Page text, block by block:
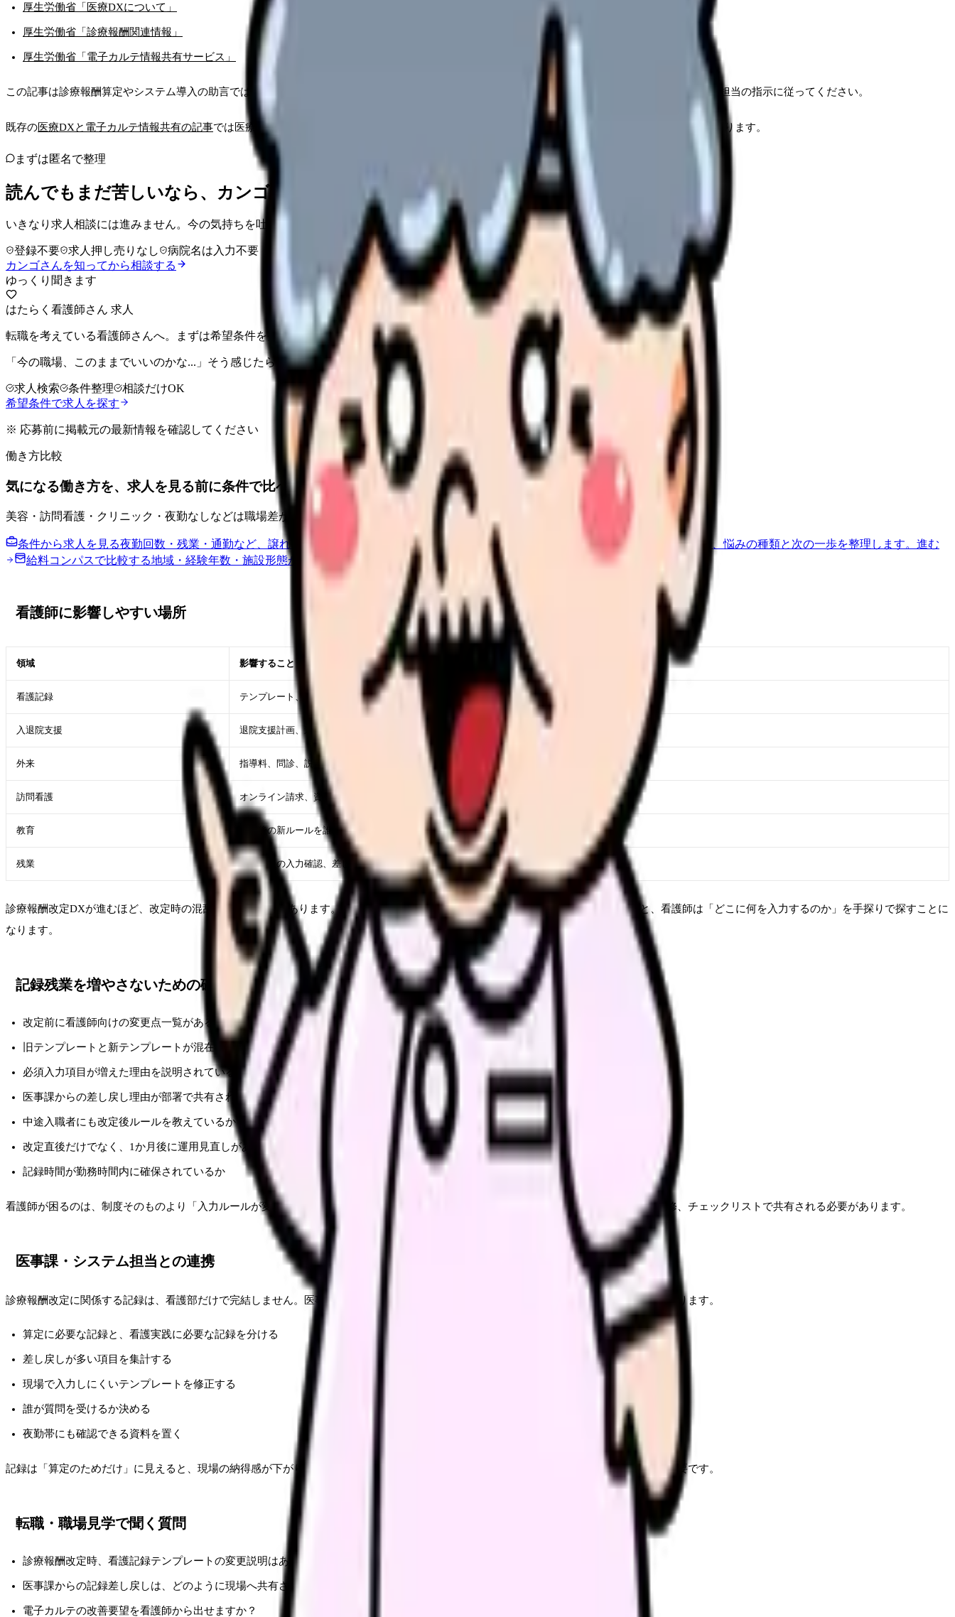
厚生労働省「医療DXについて」
厚生労働省「診療報酬関連情報」
厚生労働省「電子カルテ情報共有サービス」
この記事は診療報酬算定やシステム導入の助言ではありません。実際の算定、記録、システム運用は、勤務先の規程、医事課、看護管理者、システム担当の指示に従ってください。
既存の医療DXと電子カルテ情報共有の記事では医療DX全体を扱っています。この記事では、診療報酬改定DXが看護記録・現場運用に与える影響に絞ります。
まずは匿名で整理
読んでもまだ苦しいなら、カンゴさんの部屋で少し話してみませんか。
いきなり求人相談には進みません。今の気持ちを吐き出して、何がつらいのか、辞めるべきか、少し休むべきかを一緒に整理します。
登録不要 求人押し売りなし
病院名は入力不要
カンゴさんを知ってから相談する
ゆっくり聞きます
はたらく看護師さん 求人
転職を考えている看護師さんへ。まずは希望条件を整理して、求人を見比べられます。
「今の職場、このままでいいのかな...」そう感じたら、求人票の条件と応募前に確認したい不安を分けて整理してみてください。
求人検索 条件整理
相談だけOK
希望条件で求人を探す
※ 応募前に掲載元の最新情報を確認してください
働き方比較
気になる働き方を、求人を見る前に条件で比べましょう。
美容・訪問看護・クリニック・夜勤なしなどは職場差が大きい領域です。希望条件を先に整理するとミスマッチを減らせます。
条件から求人を見る夜勤回数・残業・通勤など、譲れない条件で比較できます。 進む 職場の悩みを30秒で診断 辞めるべきか迷う前に、悩みの種類と次の一歩を整理します。 進む
給料コンパスで比較する地域・経験年数・施設形態から、今の給料の現在地を確認できます。進む
看護師に影響しやすい場所
領域 影響すること
看護記録 テンプレート、チェック項目、必須入力の変更
入退院支援 退院支援計画、連携記録、カンファレンス記録
外来 指導料、問診、説明記録の整合性
訪問看護 オンライン請求、資格確認、情報連携
教育 改定後の新ルールを誰が教えるか
残業 改定直後の入力確認、差し戻し、再記録
診療報酬改定DXが進むほど、改定時の混乱が減る可能性があります。一方で、現場ルールが整理されないまま電子カルテだけ変わると、看護師は「どこに何を入力するのか」を手探りで探すことに
なります。
記録残業を増やさないための確認項目
改定前に看護師向けの変更点一覧があるか
旧テンプレートと新テンプレートが混在していないか
必須入力項目が増えた理由を説明されているか
医事課からの差し戻し理由が部署で共有されているか
中途入職者にも改定後ルールを教えているか
改定直後だけでなく、1か月後に運用見直しがあるか
記録時間が勤務時間内に確保されているか
看護師が困るのは、制度そのものより「入力ルールが変わったのに説明がない」状態です。変更点は、部署会議、電子カルテ掲示、ミニ研修、チェックリストで共有される必要があります。
医事課・システム担当との連携
診療報酬改定に関係する記録は、看護部だけで完結しません。医事課、システム担当、看護管理者、現場リーダーが同じ認識を持つ必要があります。
算定に必要な記録と、看護実践に必要な記録を分ける
差し戻しが多い項目を集計する
現場で入力しにくいテンプレートを修正する
誰が質問を受けるか決める
夜勤帯にも確認できる資料を置く
記録は「算定のためだけ」に見えると、現場の納得感が下がります。患者ケアに必要な情報と、制度上必要な記録を分けて説明することが重要です。
転職・職場見学で聞く質問
診療報酬改定時、看護記録テンプレートの変更説明はありますか？
医事課からの記録差し戻しは、どのように現場へ共有されますか？
電子カルテの改善要望を看護師から出せますか？